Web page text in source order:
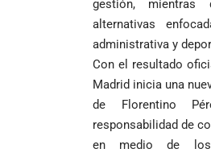
gestión,
alternativas
administrativa y
Con el resultado
Madrid inicia una
de Florentino
responsabilidad de
en medio de los